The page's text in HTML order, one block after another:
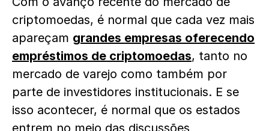
criptomoedas, é normal que cada vez mais
apareçam grandes empresas oferecendo
empréstimos de criptomoedas, tanto no
mercado de varejo como também por
parte de investidores institucionais. E se
isso acontecer, é normal que os estados
entrem no meio das discussões